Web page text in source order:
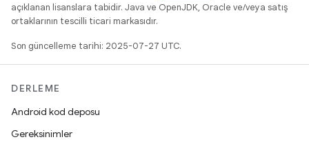
açıklanan lisanslara tabidir. Java ve OpenJDK, Oracle ve/veya satış
ortaklarının tescilli ticari markasıdır.
Son güncelleme tarihi: 2025-07-27 UTC.
DERLEME
Android kod deposu
Gereksinimler